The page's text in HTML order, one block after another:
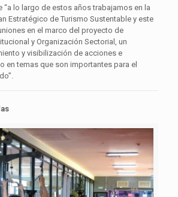
“a lo largo de estos años trabajamos en la
Estratégico de Turismo Sustentable y este
en el marco del proyecto de
y Organización Sectorial, un
y visibilización de acciones e
en temas que son importantes para el